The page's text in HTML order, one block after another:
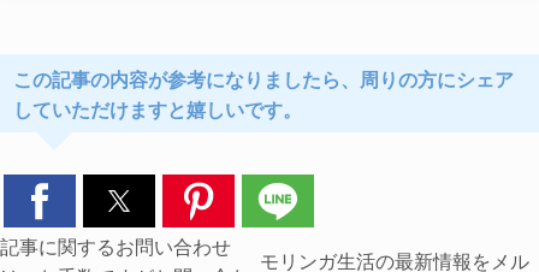
この記事の内容が参考になりましたら、周りの方にシェア
していただけますと嬉しいです。
記事に関するお問い合わせ
モリンガ生活の最新情報をメル